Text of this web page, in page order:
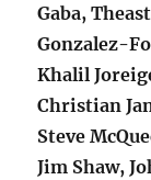
Gaba,
Gonzalez-
Khalil
Christian
Steve
Jim Shaw,